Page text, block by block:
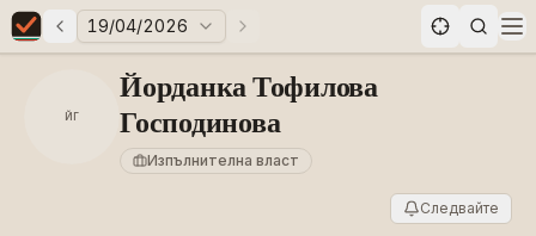
Elections in Bulgaria data statistics
Предни избори
19/04/2026 Следващи избори
ЙГ
Йорданка Тофилова
Господинова
Изпълнителна власт
Следвайте